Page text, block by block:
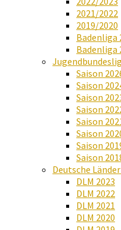
2021/2022
2019/2020
Badenliga
Badenliga
Saison
Saison
Saison
Saison
Saison
Saison
Saison
Saison
Deutsche
DLM 2023
DLM 2022
DLM 2021
DLM 2020